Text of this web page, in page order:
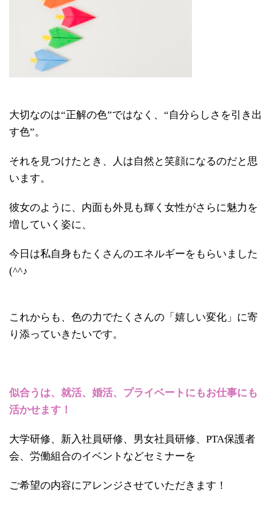
大切なのは“正解の色”ではなく、“自分らしさを引き出
す色”。
それを見つけたとき、人は自然と笑顔になるのだと思
います。
彼女のように、内面も外見も輝く女性がさらに魅力を
増していく姿に、
今日は私自身もたくさんのエネルギーをもらいました
(^^♪
これからも、色の力でたくさんの「嬉しい変化」に寄
り添っていきたいです。
似合うは、就活、婚活、プライベートにもお仕事にも
活かせます！
大学研修、新入社員研修、男女社員研修、PTA保護者
会、労働組合のイベントなどセミナーを
ご希望の内容にアレンジさせていただきます！